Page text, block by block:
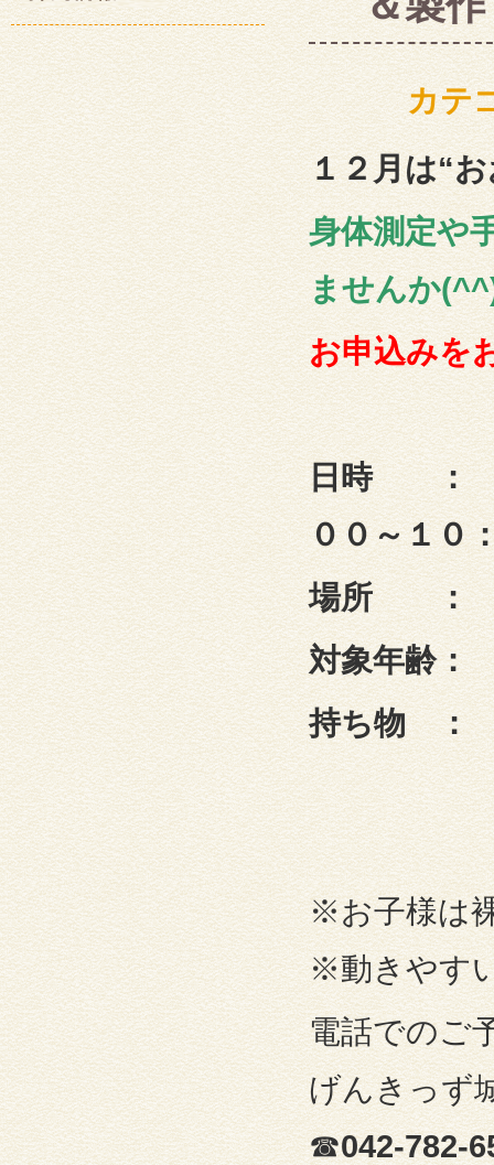
カテ
１２月は“
身体測定や
ませんか
お申込みを
日時 ： ２
００～１０
場所 ： げ
対象年齢：
持ち物 ：
※お子様は
※動きやす
電話でのご
げんきっず
☎042-782-